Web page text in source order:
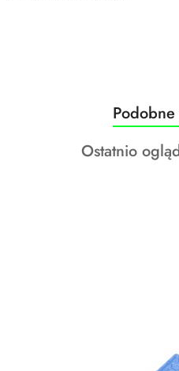
Pomiń karuzelę produktów
Produkty
o
statusie:
Produkty
Ostatnio